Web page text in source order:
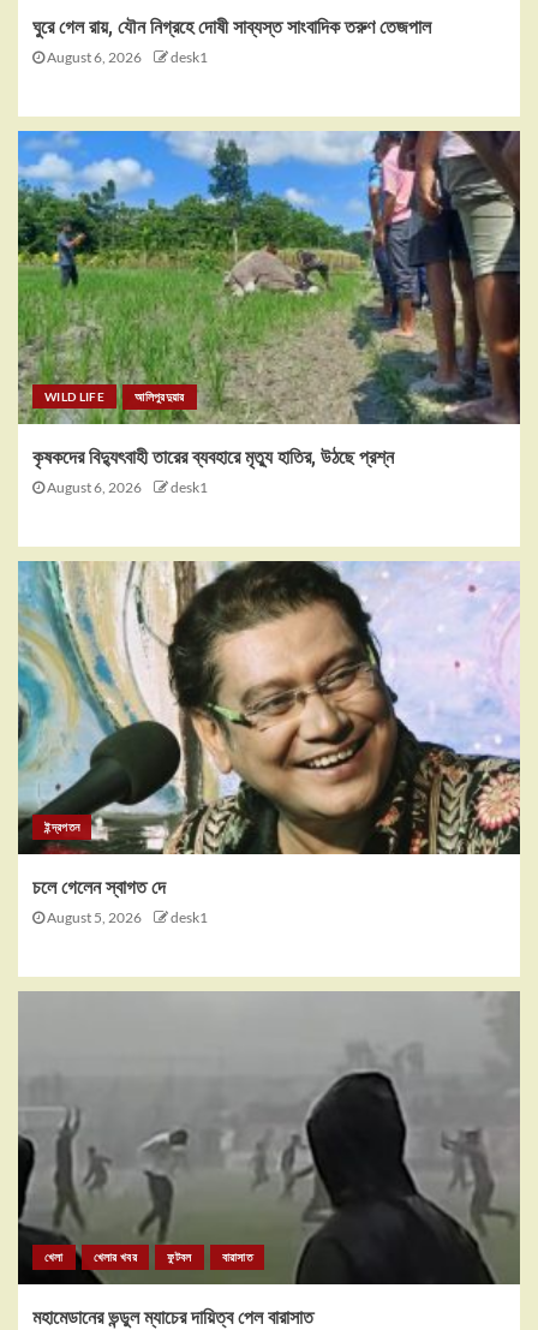
ঘুরে গেল রায়, যৌন নিগ্রহে দোষী সাব্যস্ত সাংবাদিক তরুণ তেজপাল
August 6, 2026 desk1
WILD LIFE আলিপুরদুয়ার
কৃষকদের বিদ্যুৎবাহী তারের ব্যবহারে মৃত্যু হাতির, উঠছে প্রশ্ন
August 6, 2026 desk1
ইন্দ্রপতন
চলে গেলেন স্বাগত দে
August 5, 2026 desk1
খেলা খেলার খবর ফুটবল বারাসাত
মহামেডানের ভন্ডুল ম্যাচের দায়িত্ব পেল বারাসাত